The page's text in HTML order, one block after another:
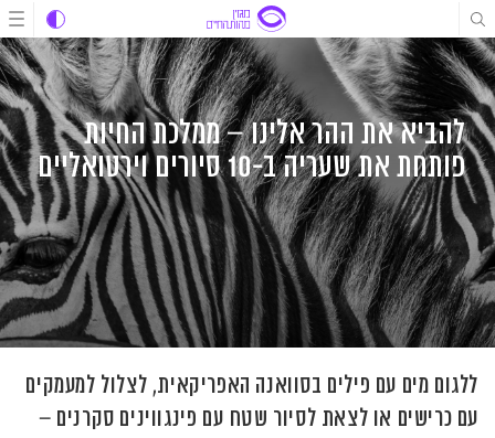
דלג
לתוכן
דלג
לתוכן
דלג
לניווט
להביא את ההר אלינו – ממלכת החיות
פותחת את שעריה ב-10 סיורים וירטואליים
ללגום מים עם פילים בסוואנה האפריקאית, לצלול למעמקים
עם כרישים או לצאת לסיור שטח עם פינגווינים סקרנים –